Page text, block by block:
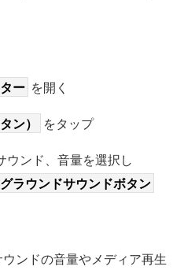
ー を開く
ン）
をタップ
ウンド、音量を選択し
ラウンドサウンドボタン
ンドの音量やメディア再生